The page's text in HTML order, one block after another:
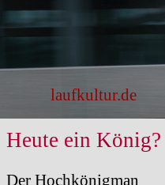
Direkt zum Seiteninhalt
laufkultur.de
Heute ein König?
Der Hochkönigman